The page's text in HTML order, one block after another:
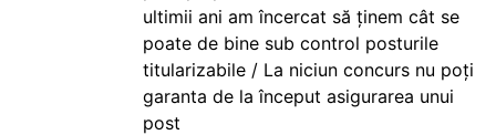
ultimii ani am încercat să ținem cât se
poate de bine sub control posturile
titularizabile / La niciun concurs nu poți
garanta de la început asigurarea unui
post